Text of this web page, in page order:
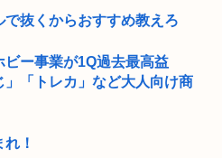
抜くからおすすめ教えろ
ー事業が1Q過去最高益
」「トレカ」など大人向け商
！